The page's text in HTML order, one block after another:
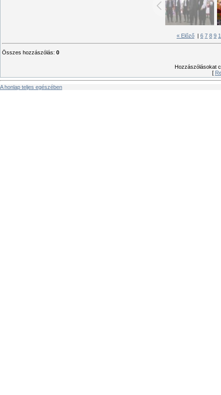
« Előző 6 7 8 9
Összes hozzászólás: 0
Hozzászólásokat
[
A honlap teljes egészében